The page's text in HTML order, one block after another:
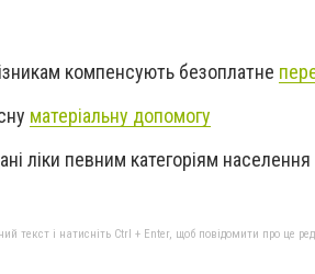
компенсують безоплатне
матеріальну допомогу
ліки певним категоріям
текст і натисніть Ctrl + Enter, щоб повідомити про це